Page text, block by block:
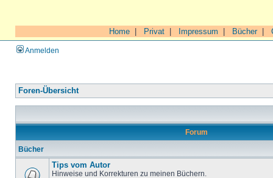
Home Privat Impressum Bücher|
Anmelden
Foren-Übersicht
Forum
Bücher
Tips vom Autor
Hinweise und Korrekturen zu meinen Büchern.